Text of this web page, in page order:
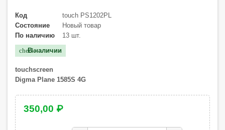
Код
touch PS1202PL
Состояние
Новый товар
По наличию
13 шт.
check
В наличии
touchscreen
Digma Plane 1585S 4G
350,00 ₽